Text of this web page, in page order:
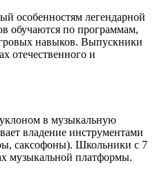
особенностям легендарной
обучаются по программам,
навыков. Выпускники
отечественного и
в музыкальную
владение инструментами
саксофоны). Школьники с 7
музыкальной платформы.